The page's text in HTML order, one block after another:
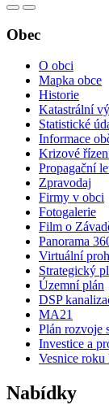
Obec
O obci
Mapka obce
Historie
Katastrální
Statistické
Informace
Krizové
Propagační
Zpravodaj
Firmy v obci
Fotogalerie
Film o
Panorama
Virtuální
Strategický
Územní plán
DSP
MA21
Plán rozvoje
Investice a
Vesnice
Nabídky